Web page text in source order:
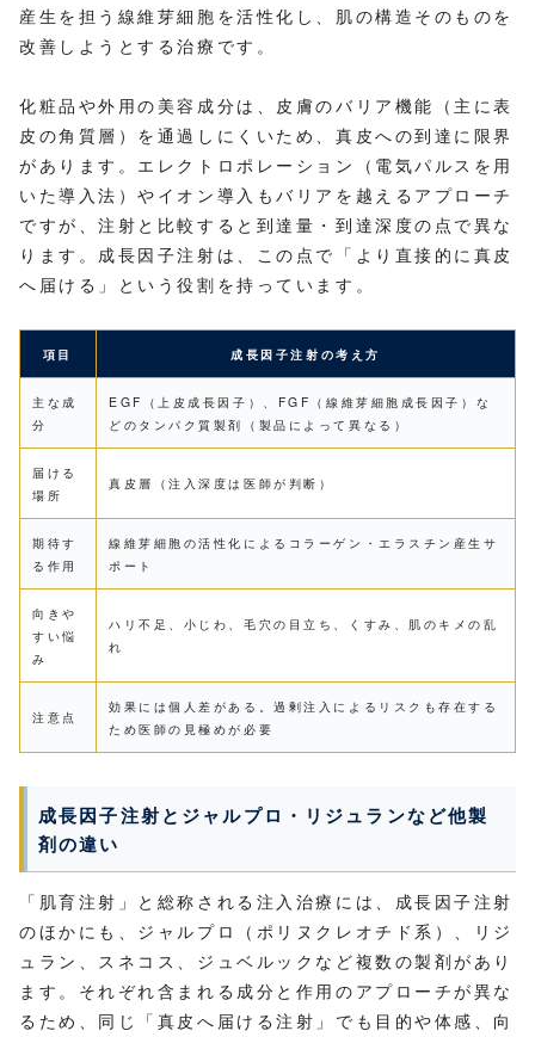
産生を担う線維芽細胞を活性化し、肌の構造そのものを
改善しようとする治療です。
化粧品や外用の美容成分は、皮膚のバリア機能（主に表
皮の角質層）を通過しにくいため、真皮への到達に限界
があります。エレクトロポレーション（電気パルスを用
いた導入法）やイオン導入もバリアを越えるアプローチ
ですが、注射と比較すると到達量・到達深度の点で異な
ります。成長因子注射は、この点で「より直接的に真皮
へ届ける」という役割を持っています。
項目 成長因子注射の考え方
主な成
分
EGF（上皮成長因子）、FGF（線維芽細胞成長因子）な
どのタンパク質製剤（製品によって異なる）
届ける
場所
真皮層（注入深度は医師が判断）
期待す
る作用
線維芽細胞の活性化によるコラーゲン・エラスチン産生サ
ポート
向きや
すい悩
み
ハリ不足、小じわ、毛穴の目立ち、くすみ、肌のキメの乱
れ
注意点
効果には個人差がある。過剰注入によるリスクも存在する
ため医師の見極めが必要
成長因子注射とジャルプロ・リジュランなど他製
剤の違い
「肌育注射」と総称される注入治療には、成長因子注射
のほかにも、ジャルプロ（ポリヌクレオチド系）、リジ
ュラン、スネコス、ジュベルックなど複数の製剤があり
ます。それぞれ含まれる成分と作用のアプローチが異な
るため、同じ「真皮へ届ける注射」でも目的や体感、向